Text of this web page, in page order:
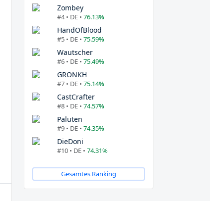
Zombey
#4 • DE • 76.13%
HandOfBlood
#5 • DE • 75.59%
Wautscher
#6 • DE • 75.49%
GRONKH
#7 • DE • 75.14%
CastCrafter
#8 • DE • 74.57%
Paluten
#9 • DE • 74.35%
DieDoni
#10 • DE • 74.31%
Gesamtes Ranking